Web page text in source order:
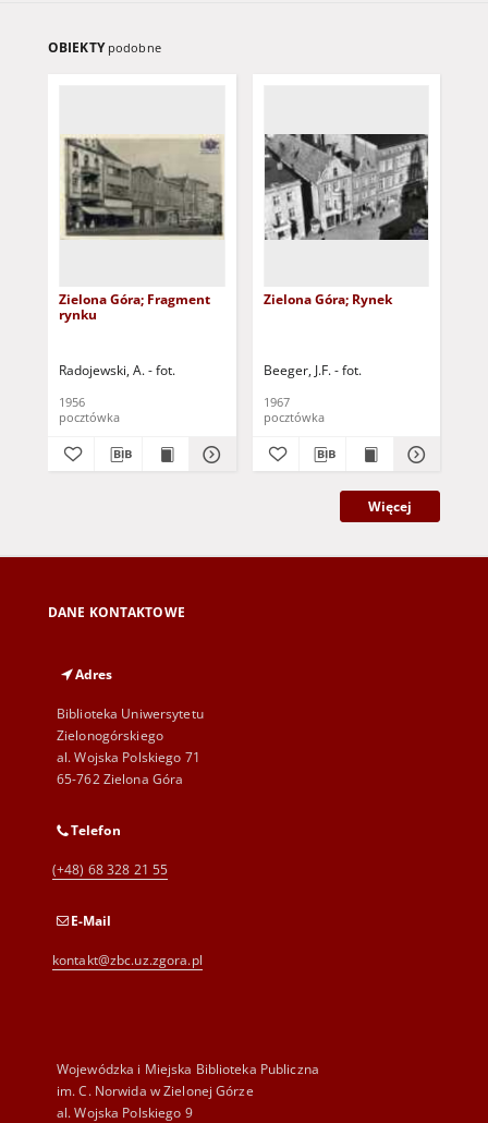
OBIEKTY podobne
Zielona Góra; Fragment
rynku
Radojewski, A. - fot.
1956
pocztówka
Zielona Góra; Rynek
Beeger, J.F. - fot.
1967
pocztówka
Więcej
DANE KONTAKTOWE
Adres
Biblioteka Uniwersytetu
Zielonogórskiego
al. Wojska Polskiego 71
65-762 Zielona Góra
Telefon
(+48) 68 328 21 55
E-Mail
kontakt@zbc.uz.zgora.pl
Wojewódzka i Miejska Biblioteka Publiczna
im. C. Norwida w Zielonej Górze
al. Wojska Polskiego 9